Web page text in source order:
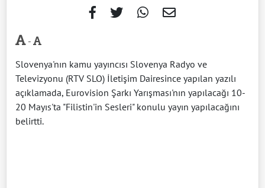
-
Slovenya'nın kamu yayıncısı Slovenya Radyo ve
Televizyonu (RTV SLO) İletişim Dairesince yapılan yazılı
açıklamada, Eurovision Şarkı Yarışması'nın yapılacağı 10-
20 Mayıs'ta "Filistin'in Sesleri" konulu yayın yapılacağını
belirtti.